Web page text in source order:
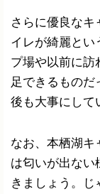
さらに優良なキ
イレが綺麗とい
プ場や以前に訪
足できるもの
後も大事にして
なお、本栖湖キ
は匂いが出ない
きましょう。